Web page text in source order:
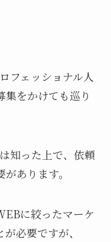
フェッショナル人
をかけても巡り
知った上で、依頼
あります。
に絞ったマーケ
必要ですが、